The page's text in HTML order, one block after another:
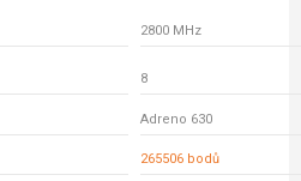
2800 MHz
8
Adreno 630
265506 bodů